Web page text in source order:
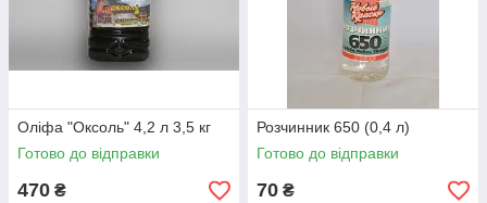
Оліфа "Оксоль" 4,2 л 3,5 кг
Готово до відправки
470 ₴
Розчинник 650 (0,4 л)
Готово до відправки
70 ₴